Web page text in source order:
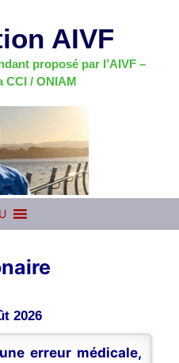
AIVF
proposé par l’AIVF –
CCI / ONIAM
2026
erreur médicale,